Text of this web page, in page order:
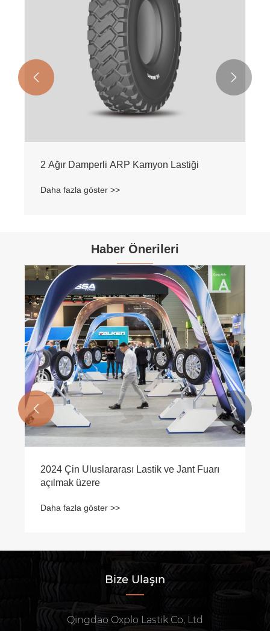
2 Ağır Damperli ARP Kamyon Lastiği
Daha fazla göster >>
 
Haber Önerileri
2024 Çin Uluslararası Lastik ve Jant Fuarı
açılmak üzere
Daha fazla göster >>
 
Bize Ulaşın
Qingdao Oxplo Lastik Co, Ltd